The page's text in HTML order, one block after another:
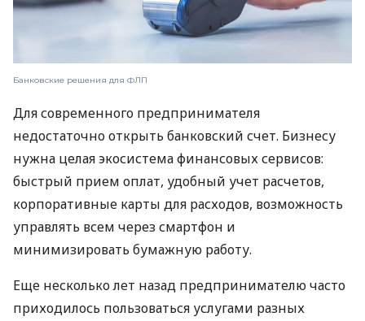
Банковские решения для ФЛП
Для современного предпринимателя
недостаточно открыть банковский счет. Бизнесу
нужна целая экосистема финансовых сервисов:
быстрый прием оплат, удобный учет расчетов,
корпоративные карты для расходов, возможность
управлять всем через смартфон и
минимизировать бумажную работу.
Еще несколько лет назад предпринимателю часто
приходилось пользоваться услугами разных